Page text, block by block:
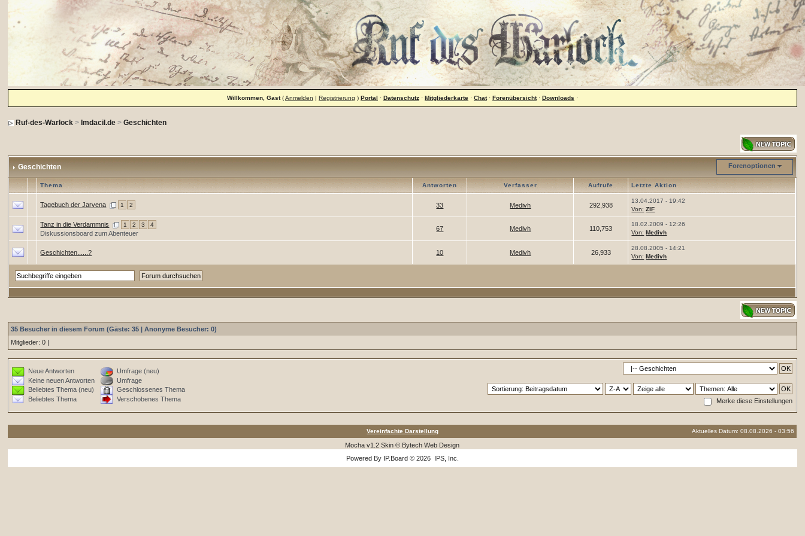
Willkommen, Gast(Anmelden | Registrierung ) Portal · Datenschutz· Mitgliederkarte· Chat· Forenübersicht· Downloads ·
Ruf-des-Warlock > Imdacil.de >Geschichten
Geschichten Forenoptionen
Thema Antworten Verfasser Aufrufe Letzte Aktion
Tagebuch der Jarvena 1 2 33 Medivh 292,938
13.04.2017 - 19:42
Von: ZIF
Tanz in die Verdammnis 1 2 3 4
Diskussionsboard zum Abenteuer
67 Medivh 110,753
18.02.2009 - 12:26
Von: Medivh
Geschichten......? 10 Medivh 26,933
28.08.2005 - 14:21
Von: Medivh
35 Besucher in diesem Forum (Gäste: 35 | Anonyme Besucher: 0)
Mitglieder: 0 |
Neue Antworten
Keine neuen Antworten
Beliebtes Thema (neu)
Beliebtes Thema
Umfrage (neu)
Umfrage
Geschlossenes Thema
Verschobenes Thema
Merke diese Einstellungen
Vereinfachte Darstellung Aktuelles Datum: 08.08.2026 - 03:56
Mocha v1.2 Skin © Bytech Web Design
Powered By IP.Board© 2026 IPS, Inc